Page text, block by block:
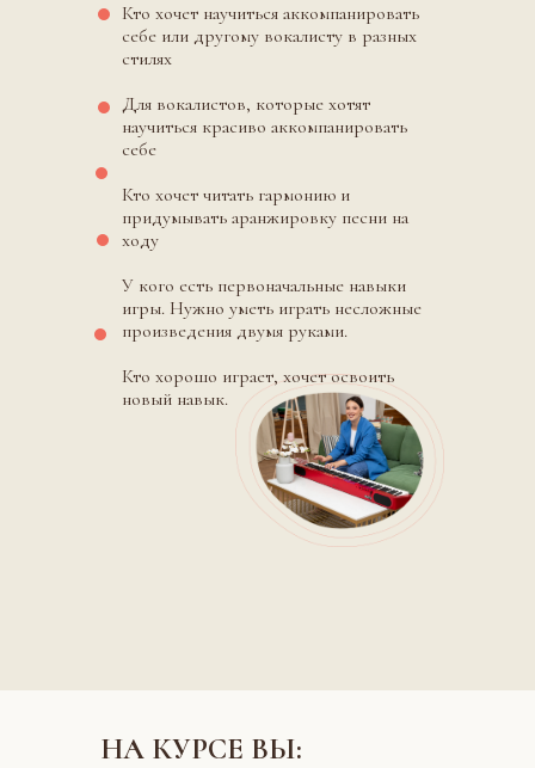
Кто хочет научиться аккомпанировать
себе или другому вокалисту в разных
стилях
Для вокалистов, которые хотят
научиться красиво аккомпанировать
себе
Кто хочет читать гармонию и
придумывать аранжировку песни на
ходу
У кого есть первоначальные навыки
игры. Нужно уметь играть несложные
произведения двумя руками.
Кто хорошо играет, хочет освоить
новый навык.
НА КУРСЕ ВЫ: